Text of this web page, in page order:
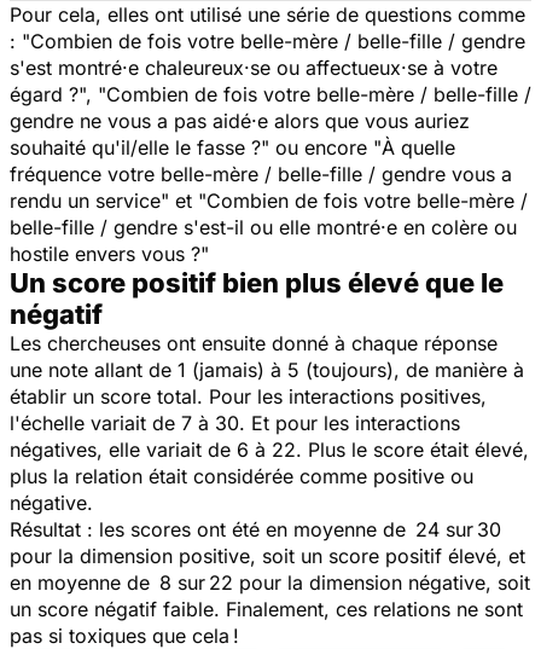
Pour cela, elles ont utilisé une série de questions comme
: "Combien de fois votre belle-mère / belle-fille / gendre
s'est montré·e chaleureux·se ou affectueux·se à votre
égard ?", "Combien de fois votre belle-mère / belle-fille /
gendre ne vous a pas aidé·e alors que vous auriez
souhaité qu'il/elle le fasse ?" ou encore "À quelle
fréquence votre belle-mère / belle-fille / gendre vous a
rendu un service" et "Combien de fois votre belle-mère /
belle-fille / gendre s'est-il ou elle montré·e en colère ou
hostile envers vous ?"
Un score positif bien plus élevé que le
négatif
Les chercheuses ont ensuite donné à chaque réponse
une note allant de 1 (jamais) à 5 (toujours), de manière à
établir un score total. Pour les interactions positives,
l'échelle variait de 7 à 30. Et pour les interactions
négatives, elle variait de 6 à 22. Plus le score était élevé,
plus la relation était considérée comme positive ou
négative.
Résultat : les scores ont été en moyenne de 24 sur 30
pour la dimension positive, soit un score positif élevé, et
en moyenne de 8 sur 22 pour la dimension négative, soit
un score négatif faible. Finalement, ces relations ne sont
pas si toxiques que cela !